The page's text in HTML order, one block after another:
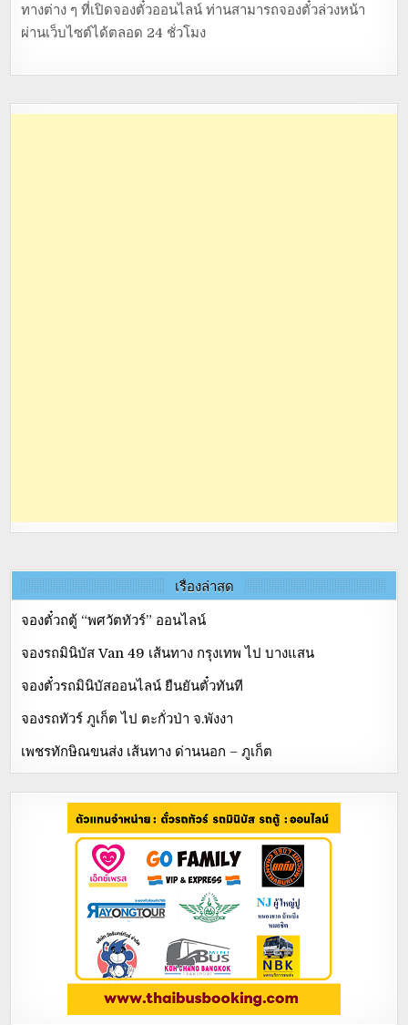
ทางต่าง ๆ ที่เปิดจองตั๋วออนไลน์ ท่านสามารถจองตั๋วล่วงหน้า
ผ่านเว็บไซต์ได้ตลอด 24 ชั่วโมง
เรื่องล่าสุด
จองตั๋วถตู้ “พศวัตทัวร์” ออนไลน์
จองรถมินิบัส Van 49 เส้นทาง กรุงเทพ ไป บางแสน
จองตั๋วรถมินิบัสออนไลน์ ยืนยันตั๋วทันที
จองรถทัวร์ ภูเก็ต ไป ตะกั่วป่า จ.พังงา
เพชรทักษิณขนส่ง เส้นทาง ด่านนอก – ภูเก็ต